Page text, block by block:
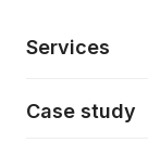
Services
Case study